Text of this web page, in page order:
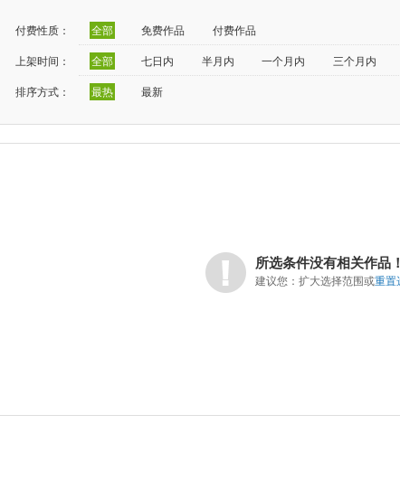
付费性质： 全部 免费作品
付费作品
上架时间：
全部 七日内 半月内 一个月内
三个月内
排序方式：
最热 最新
所选条件没有相关作品！
建议您：扩大选择范围或重置